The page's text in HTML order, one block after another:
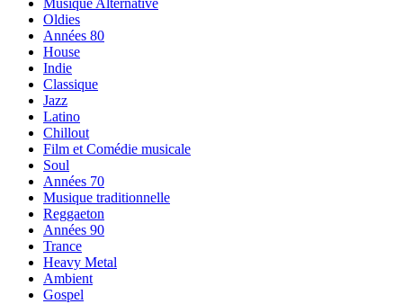
Musique Alternative
Oldies
Années 80
House
Indie
Classique
Jazz
Latino
Chillout
Film et Comédie musicale
Soul
Années 70
Musique traditionnelle
Reggaeton
Années 90
Trance
Heavy Metal
Ambient
Gospel